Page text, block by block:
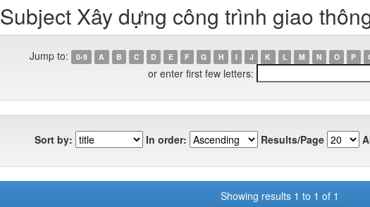
Xây dựng công trình giao
Jump to: 0-9 A B C D E F G H I J K L M N O P
or enter first few letters:
Sort by: In order: Results/Page
Showing results 1 to 1 of 1